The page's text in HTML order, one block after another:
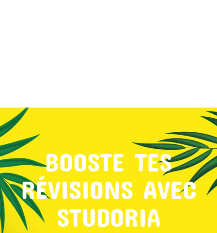
BOOSTE TES
RÉVISIONS AVEC
STUDORIA